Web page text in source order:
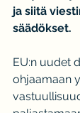
ja siitä
säädökset.
EU:n uudet
ohjaamaan